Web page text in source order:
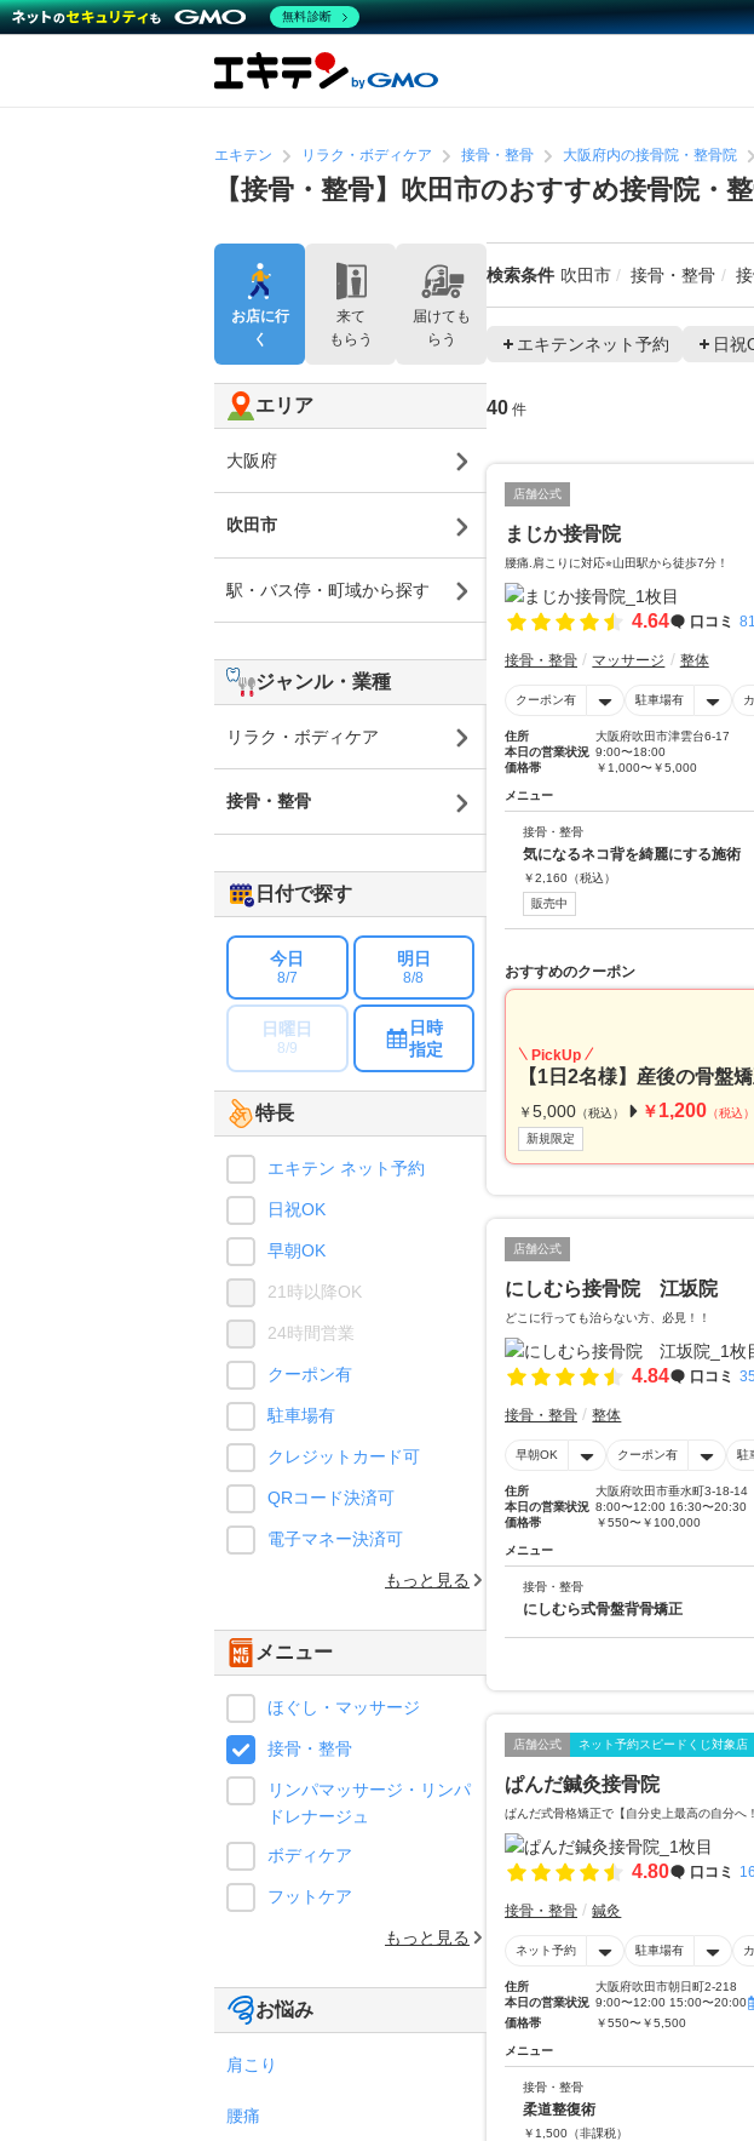
エキテン リラク・ボディケア 接骨・整骨 大阪府内の接骨院・整骨院
【接骨・整骨】吹田市のおすすめ接骨院・
検索条件 吹田市 接骨・整骨
エキテンネット予約 日祝
40 件
店舗公式
まじか接骨院
腰痛.肩こりに対応⭐︎山田駅から徒歩7分！
4.64 口コミ
接骨・整骨 マッサージ 整体
クーポン有 駐車場有
住所
大阪府吹田市津雲台6-17
本日の営業状況 9:00〜18:00
価格帯
￥1,000〜￥5,000
メニュー
接骨・整骨
気になるネコ背を綺麗にする施術
￥2,160 （税込）
販売中
おすすめのクーポン
PickUp
【1日2名様】産後の骨
￥ 5,000 （税込） ￥1,200 （税込）
新規限定
店舗公式
にしむら接骨院 江坂院
どこに行っても治らない方、必見！！
4.84 口コミ
接骨・整骨 整体
早朝OK クーポン有 駐
住所
大阪府吹田市垂水町3-18-14
本日の営業状況 8:00〜12:00 16:30〜20:30
価格帯
￥550〜￥100,000
メニュー
接骨・整骨
にしむら式骨盤背骨矯正
店舗公式 ネット予約スピードくじ対象店
ぱんだ鍼灸接骨院
ぱんだ式骨格矯正で【自分史上最高の自分へ
4.80 口コミ
接骨・整骨 鍼灸
ネット予約 駐車場有
住所
大阪府吹田市朝日町2-218
本日の営業状況 9:00〜12:00 15:00〜20:00
価格帯
￥550〜￥5,500
メニュー
接骨・整骨
柔道整復術
￥ 1,500 （非課税）
お店に行
く
来て
もらう
届けても
らう
エリア
大阪府
吹田市
駅・バス停・町域から探す
ジャンル・業種
リラク・ボディケア
接骨・整骨
日付で探す
今日
8/7
明日
8/8
日曜日
8/9
日時
指定
特長
エキテン ネット予約
日祝OK
早朝OK
21時以降OK
24時間営業
クーポン有
駐車場有
クレジットカード可
QRコード決済可
電子マネー決済可
もっと見る
メニュー
ほぐし・マッサージ
接骨・整骨
リンパマッサージ・リンパ
ドレナージュ
ボディケア
フットケア
もっと見る
お悩み
肩こり
腰痛
無料診断